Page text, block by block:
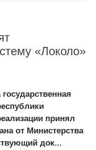
«Локоло»
принял
от Министерства
док...